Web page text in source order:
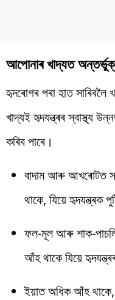
আপোনাৰ খাদ্যত
হৃদৰোগৰ পৰা হাত সাৰিবলৈ
খাদ্যই হৃদযন্ত্ৰৰ স্বাস্থ্য
কৰিব পাৰে।
বাদাম আৰু আখৰোটত
থাকে, যিয়ে হৃদযন্ত্ৰক
ফল-মূল আৰু শাক-
আঁহ থাকে যিয়ে
ইয়াত অধিক আঁহ থাকে,